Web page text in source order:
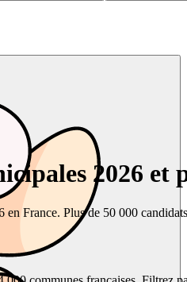
2026 et
France. Plus de 50 000